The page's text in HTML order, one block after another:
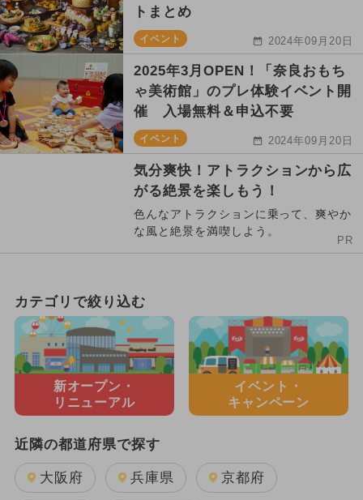
トまとめ
イベント 2024年09月20日
2025年3月OPEN！「奈良おもち
ゃ美術館」のプレ体験イベント開
催 入場無料＆申込不要
イベント 2024年09月20日
気分爽快！アトラクションから広
がる絶景を楽しもう！
色んなアトラクションに乗って、爽やか
な風と絶景を満喫しよう。
PR
カテゴリで絞り込む
新オープン・
リニューアル
イベント・
キャンペーン
近隣の都道府県で探す
大阪府 兵庫県 京都府